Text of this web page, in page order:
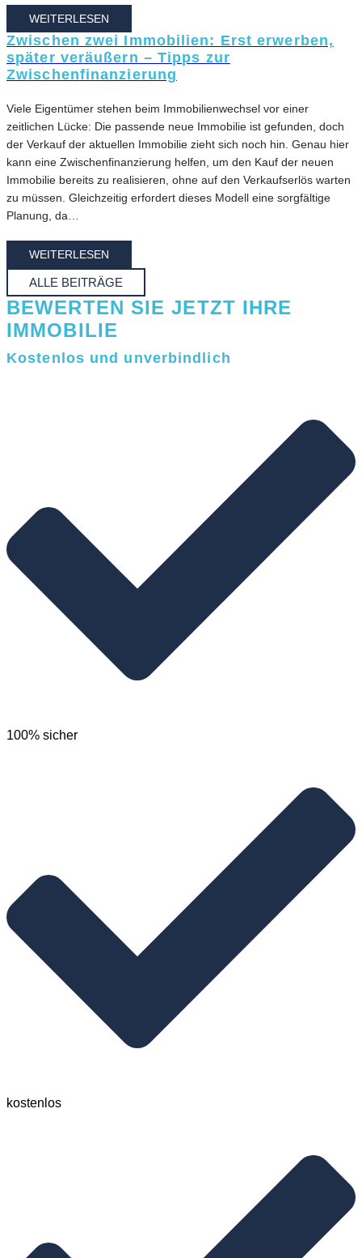
WEITERLESEN
Zwischen zwei Immobilien: Erst erwerben,
später veräußern – Tipps zur
Zwischenfinanzierung
Viele Eigentümer stehen beim Immobilienwechsel vor einer
zeitlichen Lücke: Die passende neue Immobilie ist gefunden, doch
der Verkauf der aktuellen Immobilie zieht sich noch hin. Genau hier
kann eine Zwischenfinanzierung helfen, um den Kauf der neuen
Immobilie bereits zu realisieren, ohne auf den Verkaufserlös warten
zu müssen. Gleichzeitig erfordert dieses Modell eine sorgfältige
Planung, da…
WEITERLESEN
ALLE BEITRÄGE
BEWERTEN SIE JETZT IHRE
IMMOBILIE
Kostenlos und unverbindlich
100% sicher
kostenlos